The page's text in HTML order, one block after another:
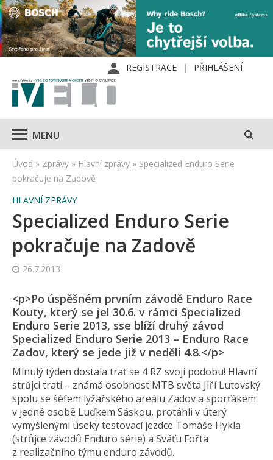
REGISTRACE PŘIHLÁŠENÍ
MENU
Úvod » Zprávy » Hlavní zprávy » Specialized Enduro Serie
pokračuje na Zadově
HLAVNÍ ZPRÁVY
Specialized Enduro Serie
pokračuje na Zadově
26.7.2013
<p>Po úspěšném prvním závodě Enduro Race
Kouty, který se jel 30.6. v rámci Specialized
Enduro Serie 2013, sse blíží druhý závod
Specialized Enduro Serie 2013 – Enduro Race
Zadov, který se jede již v neděli 4.8.</p>
Minulý týden dostala trať se 4 RZ svoji podobu! Hlavní
strůjci trati – známá osobnost MTB světa JIří Lutovský
spolu se šéfem lyžařského areálu Zadov a sporťákem
v jedné osobě Luďkem Sáskou, protáhli v úterý
vymyšlenými úseky testovací jezdce Tomáše Hykla
(strůjce závodů Enduro série) a Sváťu Fořta
z realizačního týmu enduro závodů.